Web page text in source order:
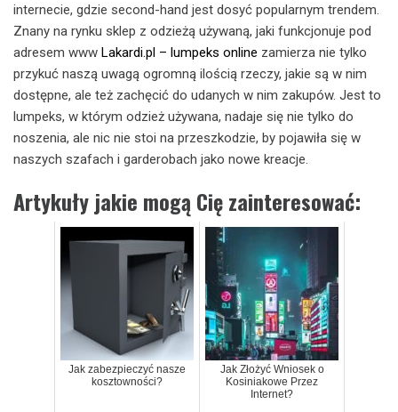
internecie, gdzie second-hand jest dosyć popularnym trendem.
Znany na rynku sklep z odzieżą używaną, jaki funkcjonuje pod
adresem www Lakardi.pl – lumpeks online zamierza nie tylko
przykuć naszą uwagą ogromną ilością rzeczy, jakie są w nim
dostępne, ale też zachęcić do udanych w nim zakupów. Jest to
lumpeks, w którym odzież używana, nadaje się nie tylko do
noszenia, ale nic nie stoi na przeszkodzie, by pojawiła się w
naszych szafach i garderobach jako nowe kreacje.
Artykuły jakie mogą Cię zainteresować:
Jak zabezpieczyć nasze
kosztowności?
Jak Złożyć Wniosek o
Kosiniakowe Przez
Internet?